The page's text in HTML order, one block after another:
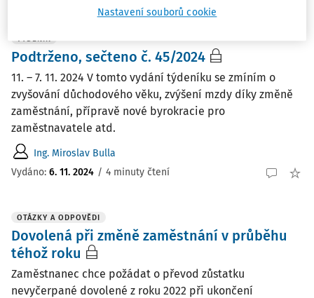
TÝDENÍK
Podtrženo, sečteno č. 45/2024
11. – 7. 11. 2024 V tomto vydání týdeníku se zmíním o
zvyšování důchodového věku, zvýšení mzdy díky změně
zaměstnání, přípravě nové byrokracie pro
zaměstnavatele atd.
Ing. Miroslav Bulla
Vydáno: 6. 11. 2024 / 4 minuty čtení
OTÁZKY A ODPOVĚDI
Dovolená při změně zaměstnání v průběhu
téhož roku
Zaměstnanec chce požádat o převod zůstatku
nevyčerpané dovolené z roku 2022 při ukončení
Nastavení souborů cookie